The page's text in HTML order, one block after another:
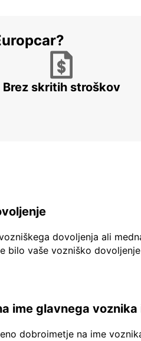
Brez skritih stroškov
dovoljenja ali
bilo vaše vozniško
ime glavnega
dobroimetje na ime